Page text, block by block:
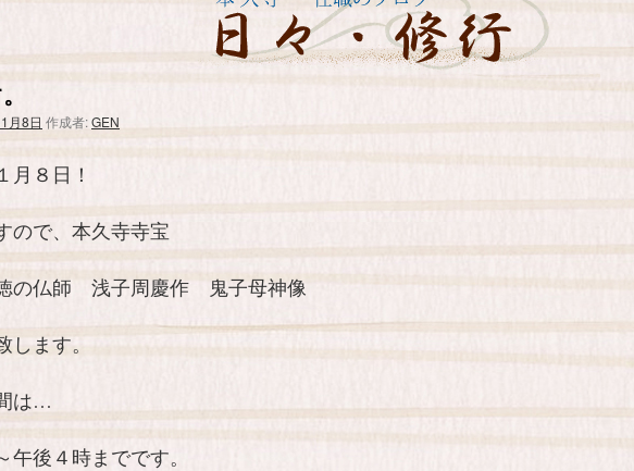
月8日 作成者:GEN
月８日！
ので、本久寺寺宝
の仏師 浅子周慶作 鬼子母神像
します。
は…
午後４時までです。